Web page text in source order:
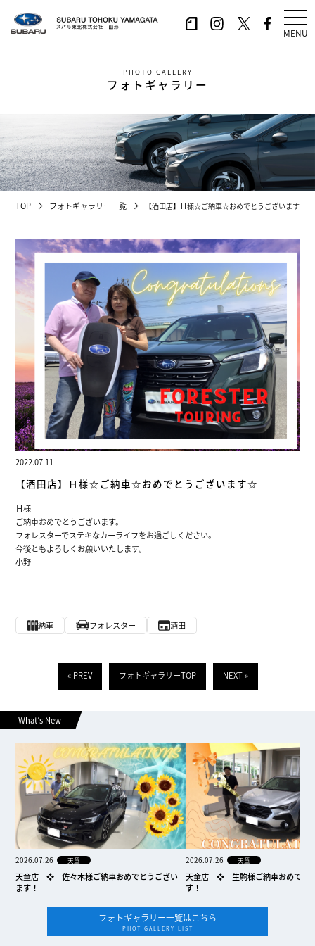
MENU
PHOTO GALLERY
フォトギャラリー
TOP フォトギャラリー一覧 【酒田店】Ｈ様☆ご納車☆おめでとうございます☆
2022.07.11
【酒田店】Ｈ様☆ご納車☆おめでとうございます☆
Ｈ様
ご納車おめでとうございます。
フォレスターでステキなカーライフをお過ごしください。
今後ともよろしくお願いいたします。
小野
納車 フォレスター 酒田
« PREV フォトギャラリーTOP NEXT »
What’s New
2026.07.26 天童
天童店 ❖ 佐々木様ご納車おめでとうござい
ます！
2026.07.26 天童
天童店 ❖ 生駒様ご納車おめでと
す！
フォトギャラリー一覧はこちら
PHOT GALLERY LIST